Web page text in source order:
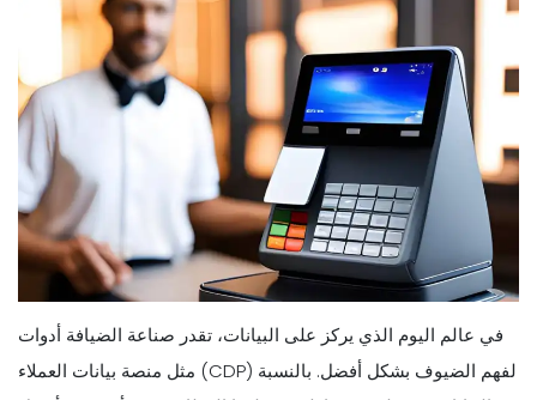
في عالم اليوم الذي يركز على البيانات، تقدر صناعة الضيافة أدوات
مثل منصة بيانات العملاء (CDP) لفهم الضيوف بشكل أفضل. بالنسبة